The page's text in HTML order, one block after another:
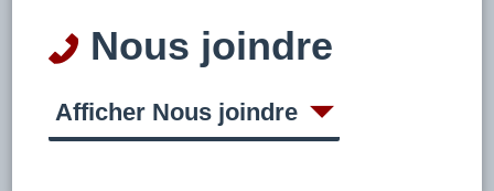
Nous joindre
Afficher Nous joindre